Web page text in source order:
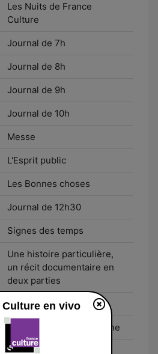
Les Nuits de France
Culture
Journal de 7h
Journal de 8h
Journal de 9h
Journal de 10h
Messe
L'Esprit public
Les Bonnes choses
Journal de 12h30
Signes des temps
Une histoire particulière,
un récit documentaire en
deux parties
L'Art est la matière
Personnages en personne
Une saison au théâtre
Culture en vivo